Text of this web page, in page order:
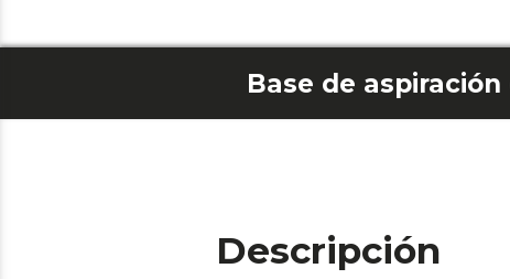
Descripción